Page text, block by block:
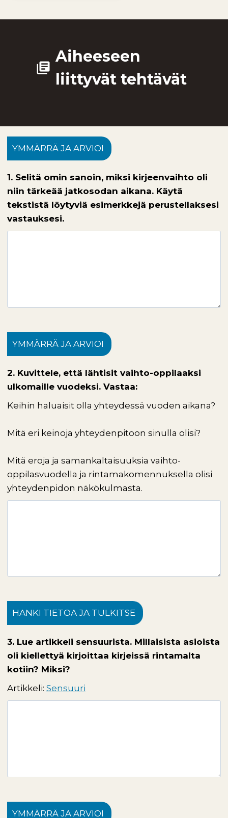
library_books
Aiheeseen
liittyvät tehtävät
YMMÄRRÄ JA ARVIOI
1. Selitä omin sanoin, miksi kirjeenvaihto oli
niin tärkeää jatkosodan aikana. Käytä
tekstistä löytyviä esimerkkejä perustellaksesi
vastauksesi.
YMMÄRRÄ JA ARVIOI
2. Kuvittele, että lähtisit vaihto-oppilaaksi
ulkomaille vuodeksi. Vastaa:
Keihin haluaisit olla yhteydessä vuoden aikana?
Mitä eri keinoja yhteydenpitoon sinulla olisi?
Mitä eroja ja samankaltaisuuksia vaihto-
oppilasvuodella ja rintamakomennuksella olisi
yhteydenpidon näkökulmasta.
HANKI TIETOA JA TULKITSE
3. Lue artikkeli sensuurista. Millaisista asioista
oli kiellettyä kirjoittaa kirjeissä rintamalta
kotiin? Miksi?
Artikkeli: Sensuuri
YMMÄRRÄ JA ARVIOI